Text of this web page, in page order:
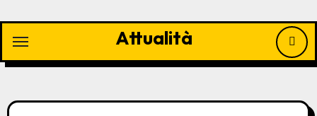
contenuto
Attualità